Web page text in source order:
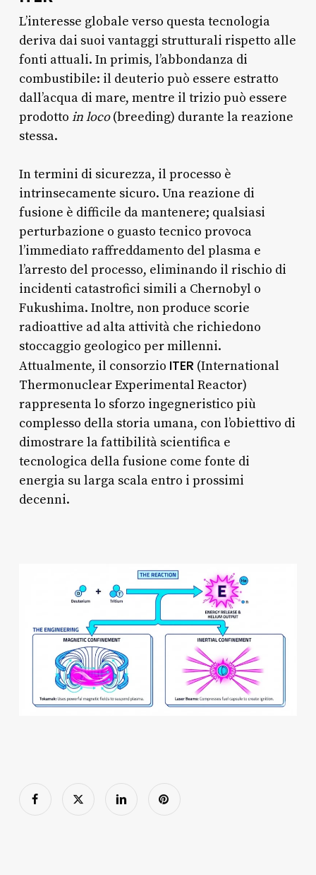
L’interesse globale verso questa tecnologia
deriva dai suoi vantaggi strutturali rispetto alle
fonti attuali. In primis, l’abbondanza di
combustibile: il deuterio può essere estratto
dall’acqua di mare, mentre il trizio può essere
prodotto in loco(breeding) durante la reazione
stessa.
In termini di sicurezza, il processo è
intrinsecamente sicuro. Una reazione di
fusione è difficile da mantenere; qualsiasi
perturbazione o guasto tecnico provoca
l’immediato raffreddamento del plasma e
l’arresto del processo, eliminando il rischio di
incidenti catastrofici simili a Chernobyl o
Fukushima. Inoltre, non produce scorie
radioattive ad alta attività che richiedono
stoccaggio geologico per millenni.
Attualmente, il consorzio ITER (International
Thermonuclear Experimental Reactor)
rappresenta lo sforzo ingegneristico più
complesso della storia umana, con l’obiettivo di
dimostrare la fattibilità scientifica e
tecnologica della fusione come fonte di
energia su larga scala entro i prossimi
decenni.